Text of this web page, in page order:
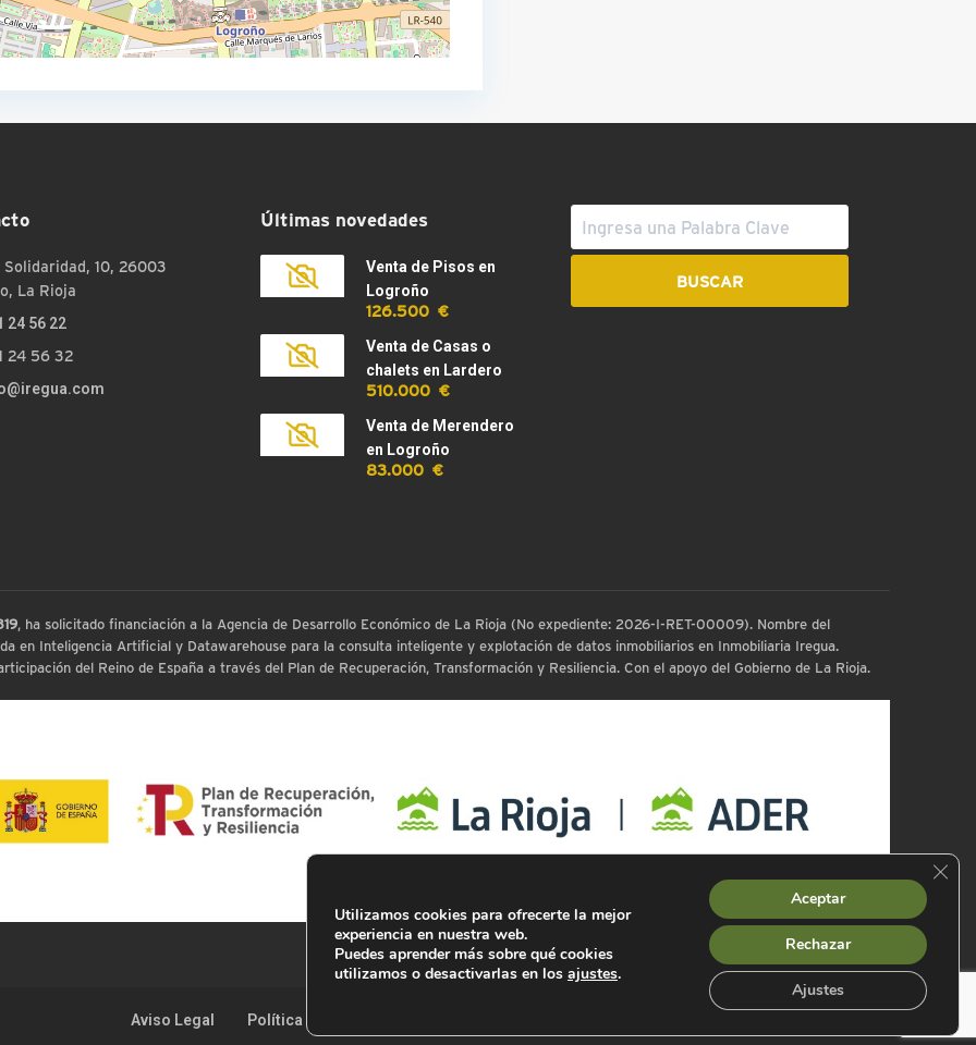
Solidaridad, 10, 26003
La Rioja
24 56 22
24 56 32
Últimas novedades
Venta de Pisos en
Logroño
126.500 €
Venta de Casas o
chalets en Lardero
510.000 €
Venta de Merendero
en Logroño
83.000 €
, ha solicitado financiación a la Agencia de Desarrollo Económico de La Rioja (No expediente: 2026-I-RET-00009). Nombre del
en Inteligencia Artificial y Datawarehouse para la consulta inteligente y explotación de datos inmobiliarios en Inmobiliaria Iregua.
del Reino de España a través del Plan de Recuperación, Transformación y Resiliencia. Con el apoyo del Gobierno de La Rioja.
Aviso Legal Política de Privacidad
Utilizamos cookies para ofrecerte la mejor
experiencia en nuestra web.
Puedes aprender más sobre qué cookies
utilizamos o desactivarlas en los ajustes.
Aceptar
Rechazar
Ajustes